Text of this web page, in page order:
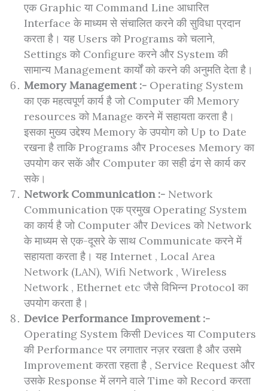
एक Graphic या Command Line आधारित
Interface के माध्यम से संचालित करने की सुविधा प्रदान
करता है। यह Users को Programs को चलाने,
Settings को Configure करने और System की
सामान्य Management कार्यों को करने की अनुमति देता है।
Memory Management :- Operating System
का एक महत्वपूर्ण कार्य है जो Computer की Memory
resources को Manage करने में सहायता करता है।
इसका मुख्य उद्देश्य Memory के उपयोग को Up to Date
रखना है ताकि Programs और Proceses Memory का
उपयोग कर सकें और Computer का सही ढंग से कार्य कर
सके।
Network Communication :- Network
Communication एक प्रमुख Operating System
का कार्य है जो Computer और Devices को Network
के माध्यम से एक-दूसरे के साथ Communicate करने में
सहायता करता है। यह Internet , Local Area
Network (LAN), Wifi Network , Wireless
Network , Ethernet etc जैसे विभिन्न Protocol का
उपयोग करता है।
Device Performance Improvement :-
Operating System किसी Devices या Computers
की Performance पर लगातार नज़र रखता है और उसमे
Improvement करता रहता है , Service Request और
उसके Response में लगने वाले Time को Record करता